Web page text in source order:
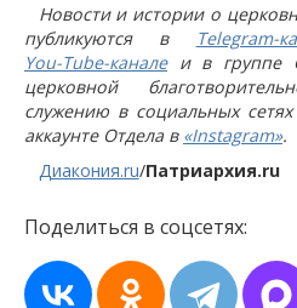
Новости и истории о
публикуются в
Telegram-
You-Tube-каналеи в группе
церковной
служению в социальных сетях
аккаунте Отдела в «Instagram».
Диакония.ru/Патриархия.ru
Поделиться в соцсетях: